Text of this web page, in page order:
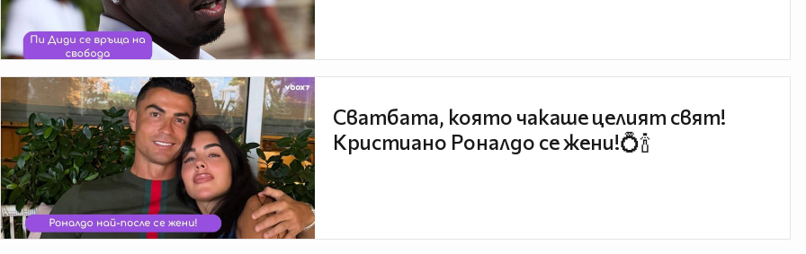
Сватбата, която чакаше целият свят!
Кристиано Роналдо се жени!💍🍾